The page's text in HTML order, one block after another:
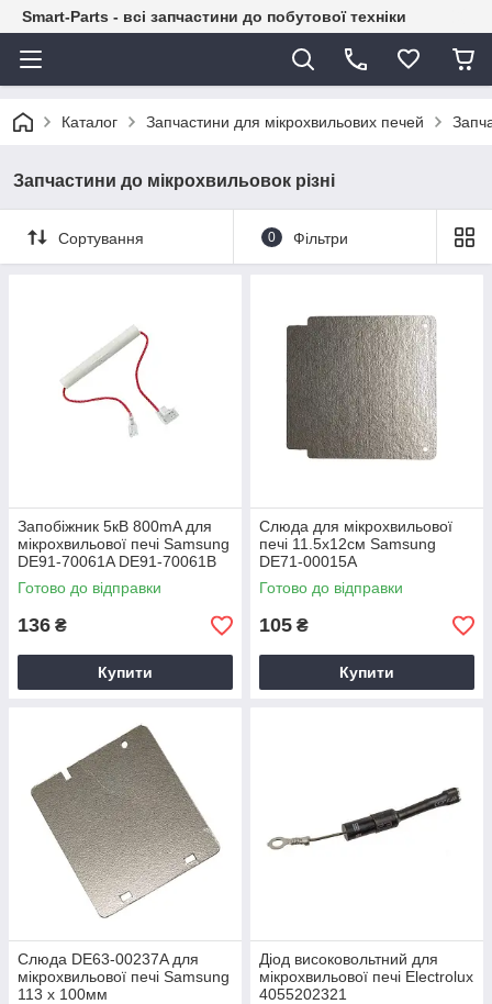
Smart-Parts - всі запчастини до побутової техніки
Каталог Запчастини для мікрохвильових печей
Запчастини до мікрохвильовок різні
Сортування 0 Фільтри
Запобіжник 5кВ 800mA для
мікрохвильової печі Samsung
DE91-70061A DE91-70061B
Готово до відправки
136 ₴
Купити
Слюда для мікрохвильової
печі 11.5x12см Samsung
DE71-00015A
Готово до відправки
105 ₴
Купити
Слюда DE63-00237A для
мікрохвильової печі Samsung
113 х 100мм
Діод високовольтний для
мікрохвильової печі Electrolux
4055202321